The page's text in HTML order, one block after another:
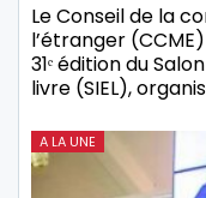
Le Conseil de la
l’étranger
31ᵉ édition du
livre (SIEL),
A LA UNE